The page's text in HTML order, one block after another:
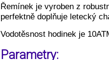
Řemínek je vyroben z
perfektně doplňuje letecký
Vodotěsnost hodinek je
Parametry: